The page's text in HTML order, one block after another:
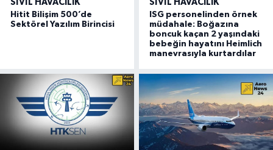
SIVIL HAVACILIK
Hitit Bilişim 500’de
Sektörel Yazılım Birincisi
SIVIL HAVACILIK
ISG personelinden örnek
müdahale: Boğazına
boncuk kaçan 2 yaşındaki
bebeğin hayatını Heimlich
manevrasıyla kurtardılar